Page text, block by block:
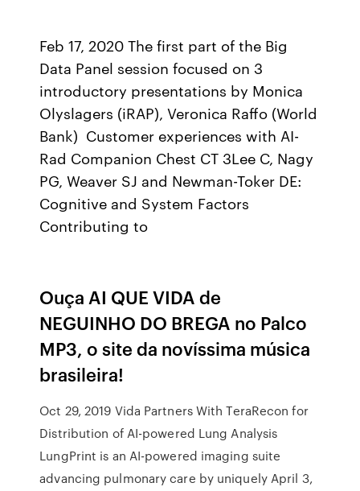
Feb 17, 2020 The first part of the Big
Data Panel session focused on 3
introductory presentations by Monica
Olyslagers (iRAP), Veronica Raffo (World
Bank) Customer experiences with AI-
Rad Companion Chest CT 3Lee C, Nagy
PG, Weaver SJ and Newman-Toker DE:
Cognitive and System Factors
Contributing to
Ouça AI QUE VIDA de
NEGUINHO DO BREGA no Palco
MP3, o site da novíssima música
brasileira!
Oct 29, 2019 Vida Partners With TeraRecon for
Distribution of AI-powered Lung Analysis
LungPrint is an AI-powered imaging suite
advancing pulmonary care by uniquely April 3,